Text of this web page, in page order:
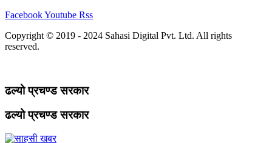
FacebookYoutube Rss
Copyright © 2019 - 2024 Sahasi Digital Pvt. Ltd. All rights
reserved.
ढल्यो प्रचण्ड सरकार
ढल्यो प्रचण्ड सरकार